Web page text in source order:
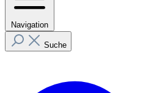
Navigation
Suche